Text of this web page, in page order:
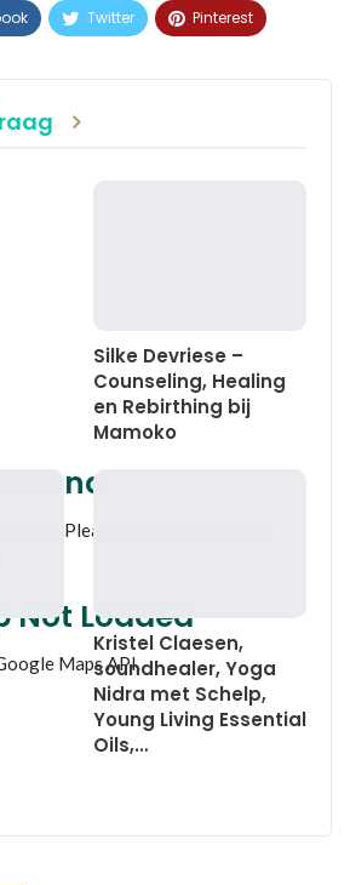
Please adjust your search
Not Loaded
Maps API.
Twitter Pinterest
Silke Devriese –
Counseling, Healing
en Rebirthing bij
Mamoko
Kristel Claesen,
soundhealer, Yoga
Nidra met Schelp,
Young Living Essential
Oils,…